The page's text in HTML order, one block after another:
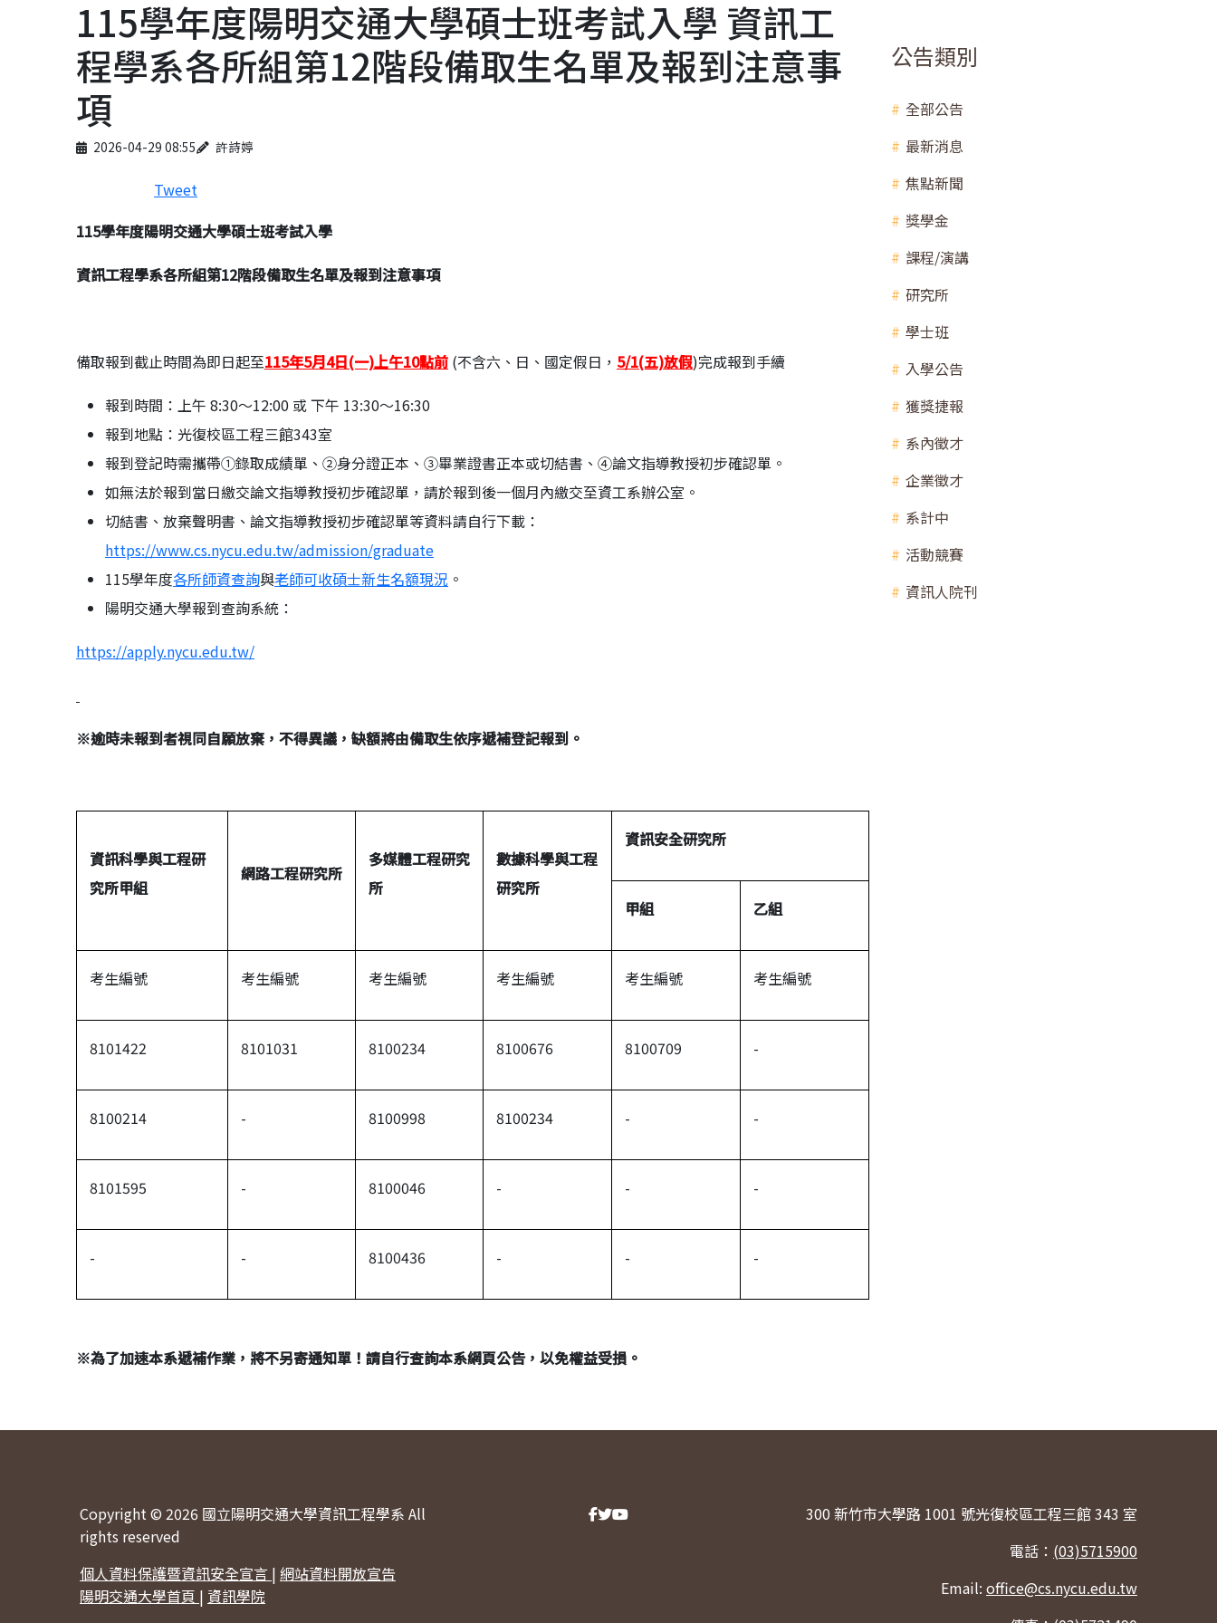
115學年度陽明交通大學碩士班考試入學 資訊工
程學系各所組第12階段備取生名單及報到注意事
項
Published on
2026-04-29 08:55
Author 許詩婷
Tweet
115學年度陽明交通大學碩士班考試入學
資訊工程學系各所組第12階段備取生名單及報到注意事項
備取報到截止時間為即日起至115年5月4日(一)上午10點前 (不含六、日、國定假日， 5/1(五)放假)完成報到手續
報到時間：上午 8:30～12:00 或 下午 13:30～16:30
報到地點：光復校區工程三館343室
報到登記時需攜帶①錄取成績單、②身分證正本、③畢業證書正本或切結書、④論文指導教授初步確認單。
如無法於報到當日繳交論文指導教授初步確認單，請於報到後一個月內繳交至資工系辦公室。
切結書、放棄聲明書、論文指導教授初步確認單等資料請自行下載：
https://www.cs.nycu.edu.tw/admission/graduate
115學年度各所師資查詢與老師可收碩士新生名額現況 。
陽明交通大學報到查詢系統：
https://apply.nycu.edu.tw/
※逾時未報到者視同自願放棄，不得異議，缺額將由備取生依序遞補登記報到。
資訊科學與工程研
究所甲組
網路工程研究所
多媒體工程研究
所
數據科學與工程
研究所
資訊安全研究所
甲組 乙組
考生編號 考生編號 考生編號 考生編號 考生編號 考生編號
8101422 8101031 8100234 8100676 8100709 -
8100214 - 8100998 8100234 - -
8101595 - 8100046 - - -
- - 8100436 - - -
※為了加速本系遞補作業，將不另寄通知單！請自行查詢本系網頁公告，以免權益受損。
公告類別
全部公告
最新消息
焦點新聞
獎學金
課程/演講
研究所
學士班
入學公告
獲獎捷報
系內徵才
企業徵才
系計中
活動競賽
資訊人院刊
Copyright © 2026 國立陽明交通大學資訊工程學系 All
rights reserved
個人資料保護暨資訊安全宣言 | 網站資料開放宣告
陽明交通大學首頁 | 資訊學院
300 新竹市大學路 1001 號光復校區工程三館 343 室
電話： (03)5715900
Email: office@cs.nycu.edu.tw